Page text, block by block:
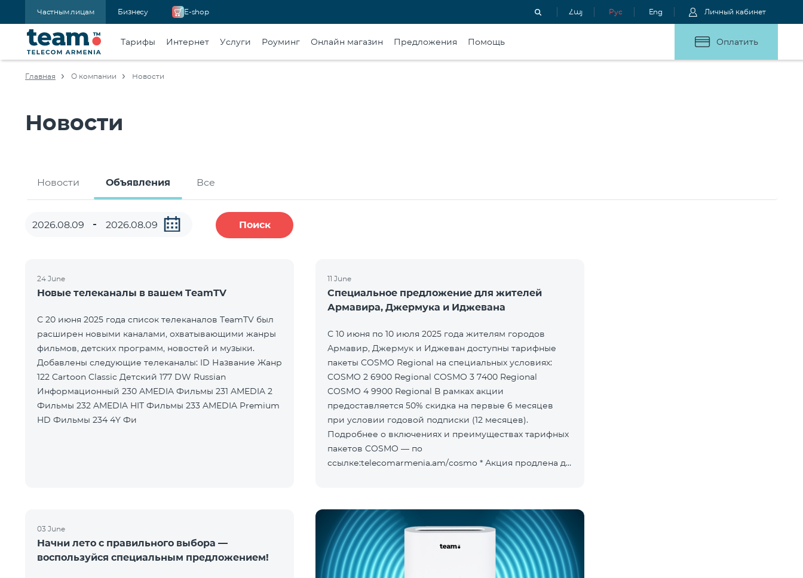
Частным лицам Бизнесу E-shop Հայ Рус Eng Личный кабинет
Тарифы Интернет Услуги Роуминг Онлайн магазин Предложения Помощь Оплатить
Главная О компании Новости
Новости
Новости Объявления Все
Поиск
24 June
Новые телеканалы в вашем TeamTV
С 20 июня 2025 года список телеканалов TeamTV был
расширен новыми каналами, охватывающими жанры
фильмов, детских программ, новостей и музыки.
Добавлены следующие телеканалы: ID Название Жанр
122 Cartoon Classic Детский 177 DW Russian
Информационный 230 AMEDIA Фильмы 231 AMEDIA 2
Фильмы 232 AMEDIA HIT Фильмы 233 AMEDIA Premium
HD Фильмы 234 4Y Фи
11 June
Специальное предложение для жителей
Армавира, Джермука и Иджевана
С 10 июня по 10 июля 2025 года жителям городов
Армавир, Джермук и Иджеван доступны тарифные
пакеты COSMO Regional на специальных условиях:
COSMO 2 6900 Regional COSMO 3 7400 Regional
COSMO 4 9900 Regional В рамках акции
предоставляется 50% скидка на первые 6 месяцев
при условии годовой подписки (12 месяцев).
Подробнее о включениях и преимуществах тарифных
пакетов COSMO — по
ссылке:telecomarmenia.am/cosmo * Акция продлена до
03 June
Начни лето с правильного выбора —
воспользуйся специальным предложением!